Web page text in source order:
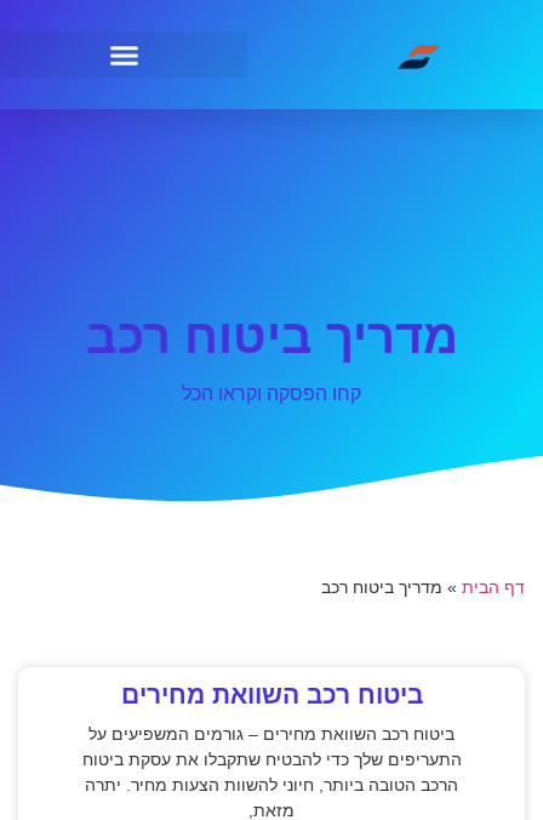
מדריך ביטוח רכב
קחו הפסקה וקראו הכל
דף הבית » מדריך ביטוח רכב
ביטוח רכב השוואת מחירים
ביטוח רכב השוואת מחירים – גורמים המשפיעים על
התעריפים שלך כדי להבטיח שתקבלו את עסקת ביטוח
הרכב הטובה ביותר, חיוני להשוות הצעות מחיר. יתרה
מזאת,